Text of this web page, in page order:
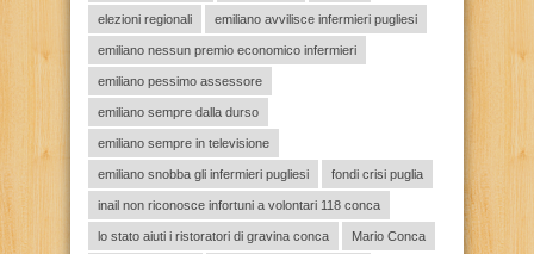
elezioni regionali emiliano avvilisce infermieri pugliesi
emiliano nessun premio economico infermieri
emiliano pessimo assessore
emiliano sempre dalla durso
emiliano sempre in televisione
emiliano snobba gli infermieri pugliesi fondi crisi puglia
inail non riconosce infortuni a volontari 118 conca
lo stato aiuti i ristoratori di gravina conca Mario Conca